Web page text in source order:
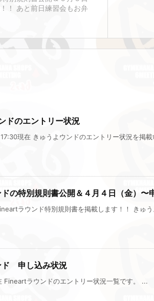
！ あと前日練習会もお弁
ドのエントリー状況
現在 きゅうよウンドのエントリー状況を掲載
の特別規則書公開＆４月４日（金）〜
ラウンド特別規則書を掲載します！！ きゅ
ド 申し込み状況
Fineartラウンドのエントリー状況一覧です。 ...